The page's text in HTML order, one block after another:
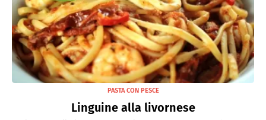
PASTA CON PESCE
Linguine alla livornese